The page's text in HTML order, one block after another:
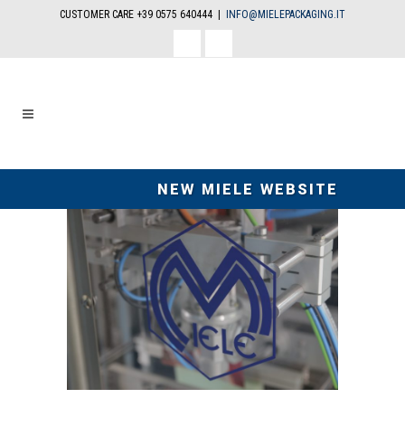
CUSTOMER CARE +39 0575 640444 |
INFO@MIELEPACKAGING.IT
NEW MIELE WEBSITE